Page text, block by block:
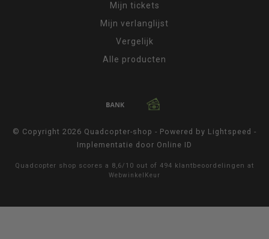
Mijn tickets
Mijn verlanglijst
Vergelijk
Alle producten
© Copyright 2026 Quadcopter-shop - Powered by Lightspeed -
Implementatie door Online ID
Quadcopter shop scores a 8,6/ 10 out of 494 klantbeoordelingen at
WebwinkelKeur